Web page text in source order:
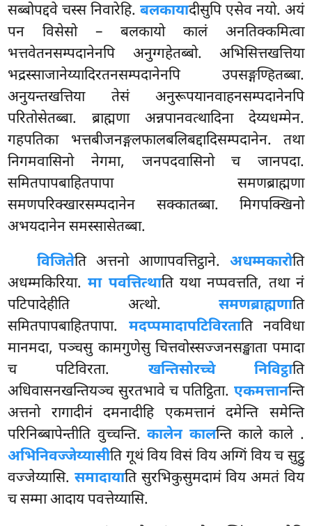
सब्बोपद्दवे चस्स निवारेहि. बलकायादीसुपि एसेव नयो. अयं
पन विसेसो – बलकायो कालं अनतिक्कमित्वा
भत्तवेतनसम्पदानेनपि अनुग्गहेतब्बो. अभिसित्तखत्तिया
भद्रस्साजानेय्यादिरतनसम्पदानेनपि उपसङ्गण्हितब्बा.
अनुयन्तखत्तिया तेसं अनुरूपयानवाहनसम्पदानेनपि
परितोसेतब्बा. ब्राह्मणा अन्नपानवत्थादिना देय्यधम्मेन.
गहपतिका भत्तबीजनङ्गलफालबलिबद्दादिसम्पदानेन. तथा
निगमवासिनो नेगमा, जनपदवासिनो च जानपदा.
समितपापबाहितपापा समणब्राह्मणा
समणपरिक्खारसम्पदानेन सक्कातब्बा. मिगपक्खिनो
अभयदानेन समस्सासेतब्बा.
विजितेति अत्तनो आणापवत्तिट्ठाने. अधम्मकारोति
अधम्मकिरिया.मा पवत्तित्थाति यथा नप्पवत्तति, तथा नं
पटिपादेहीति अत्थो. समणब्राह्मणाति
समितपापबाहितपापा. मदप्पमादापटिविरताति नवविधा
मानमदा, पञ्चसु कामगुणेसु चित्तवोस्सज्जनसङ्खाता पमादा
च पटिविरता. खन्तिसोरच्चे निविट्ठाति
अधिवासनखन्तियञ्च सुरतभावे च पतिट्ठिता. एकमत्तानन्ति
अत्तनो रागादीनं दमनादीहि एकमत्तानं दमेन्ति समेन्ति
परिनिब्बापेन्तीति वुच्चन्ति.कालेन कालन्ति काले काले .
अभिनिवज्जेय्यासीति गूथं विय विसं विय अग्गिं विय च सुट्ठु
वज्जेय्यासि. समादायाति सुरभिकुसुमदामं विय अमतं विय
च सम्मा आदाय पवत्तेय्यासि.